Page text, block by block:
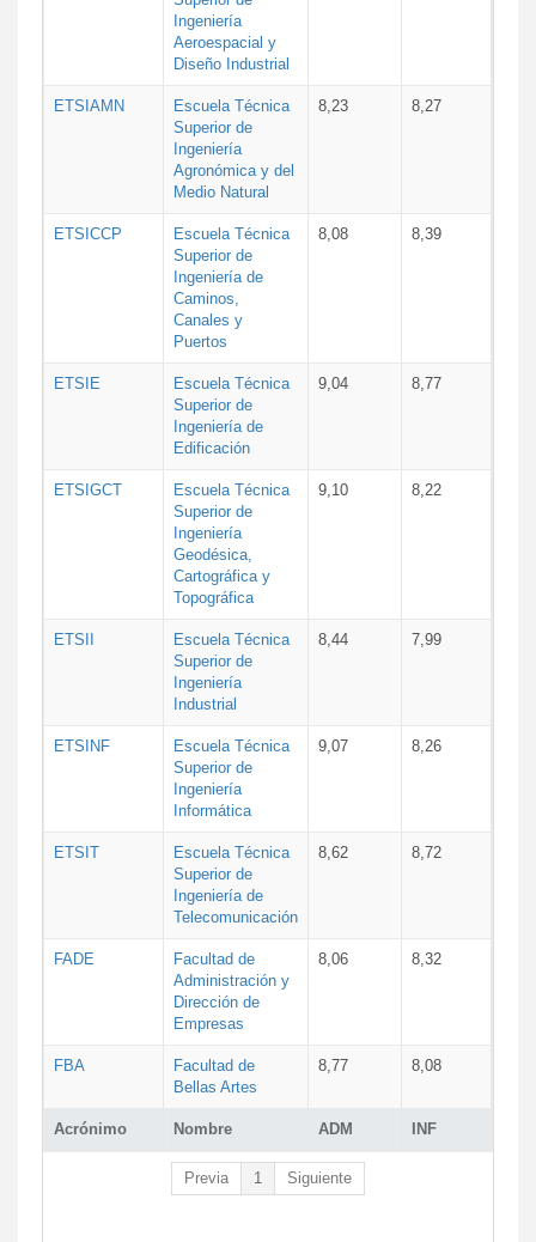
Acrónimo Nombre ADM INF
Ingeniería
Aeroespacial y
Diseño Industrial
ETSIAMN
Escuela Técnica
Superior de
Ingeniería
Agronómica y del
Medio Natural
8,23 8,27
ETSICCP
Escuela Técnica
Superior de
Ingeniería de
Caminos,
Canales y
Puertos
8,08 8,39
ETSIE
Escuela Técnica
Superior de
Ingeniería de
Edificación
9,04 8,77
ETSIGCT
Escuela Técnica
Superior de
Ingeniería
Geodésica,
Cartográfica y
Topográfica
9,10 8,22
ETSII
Escuela Técnica
Superior de
Ingeniería
Industrial
8,44 7,99
ETSINF
Escuela Técnica
Superior de
Ingeniería
Informática
9,07 8,26
ETSIT
Escuela Técnica
Superior de
Ingeniería de
Telecomunicación
8,62 8,72
FADE
Facultad de
Administración y
Dirección de
Empresas
8,06 8,32
FBA
Facultad de
Bellas Artes
8,77 8,08
Previa 1 Siguiente